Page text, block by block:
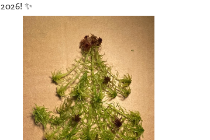
2026! ✨